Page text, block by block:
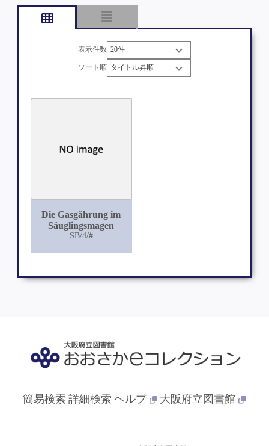
表示件数
ソート順
Die Gasgährung im
Säuglingsmagen
SB/4/#
簡易検索 詳細検索 ヘルプ 大阪府立図書館